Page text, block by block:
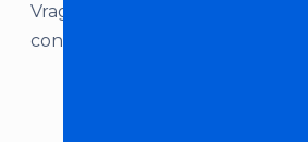
Vragen over dit product, of
contact met ons op!